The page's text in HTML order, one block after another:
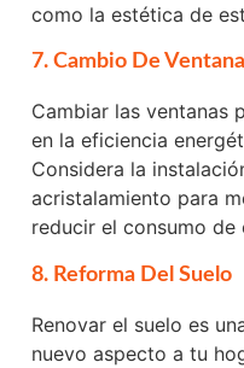
como la estética de
7. Cambio De
Cambiar las ventanas
en la eficiencia
Considera la
acristalamiento para
reducir el consumo de
8. Reforma Del Suelo
Renovar el suelo es
nuevo aspecto a tu